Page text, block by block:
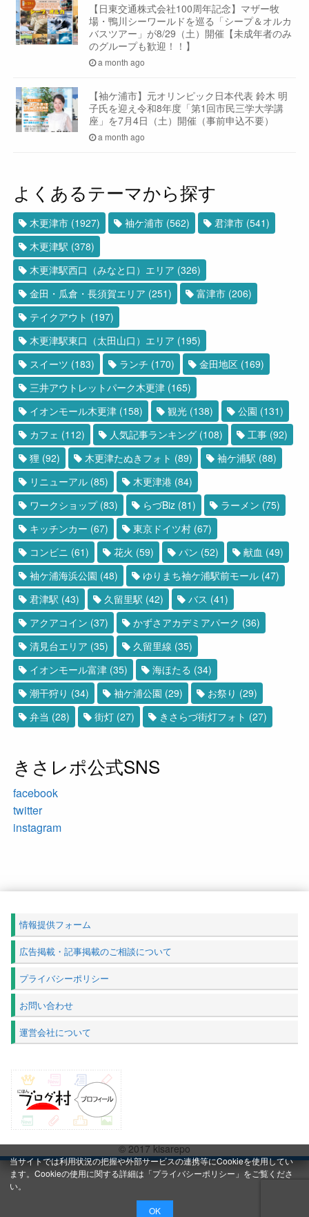
当サイトでは利用状況の把握や外部サービスの連携等にCookieを使用してい
ます。Cookieの使用に関する詳細は「プライバシーポリシー 」をご覧くださ
い。
OK
【日東交通株式会社100周年記念】マザー牧
場・鴨川シーワールドを巡る「シープ＆オルカ
バスツアー」が8/29（土）開催【未成年者のみ
のグループも歓迎！！】
a month ago
【袖ケ浦市】元オリンピック日本代表 鈴木 明
子氏を迎え令和8年度「第1回市民三学大学講
座」を7月4日（土）開催（事前申込不要）
a month ago
よくあるテーマから探す
木更津市 (1927) 袖ケ浦市 (562) 君津市 (541)
木更津駅 (378)
木更津駅西口（みなと口）エリア (326)
金田・瓜倉・長須賀エリア (251) 富津市 (206)
テイクアウト (197)
木更津駅東口（太田山口）エリア (195)
スイーツ (183) ランチ (170) 金田地区 (169)
三井アウトレットパーク木更津 (165)
イオンモール木更津 (158) 観光 (138) 公園 (131)
カフェ (112) 人気記事ランキング (108) 工事 (92)
狸 (92) 木更津たぬきフォト (89) 袖ケ浦駅 (88)
リニューアル (85) 木更津港 (84)
ワークショップ(83) らづBiz (81) ラーメン (75)
キッチンカー (67) 東京ドイツ村 (67)
コンビニ (61) 花火 (59) パン (52) 献血 (49)
袖ケ浦海浜公園 (48) ゆりまち袖ケ浦駅前モール (47)
君津駅 (43) 久留里駅 (42) バス (41)
アクアコイン (37) かずさアカデミアパーク (36)
清見台エリア (35) 久留里線 (35)
イオンモール富津 (35) 海ほたる (34)
潮干狩り (34) 袖ケ浦公園 (29) お祭り (29)
弁当 (28) 街灯 (27) きさらづ街灯フォト (27)
きさレポ公式SNS
facebook
twitter
instagram
情報提供フォーム
広告掲載・記事掲載のご相談について
プライバシーポリシー
お問い合わせ
運営会社について
© 2017 kisarepo